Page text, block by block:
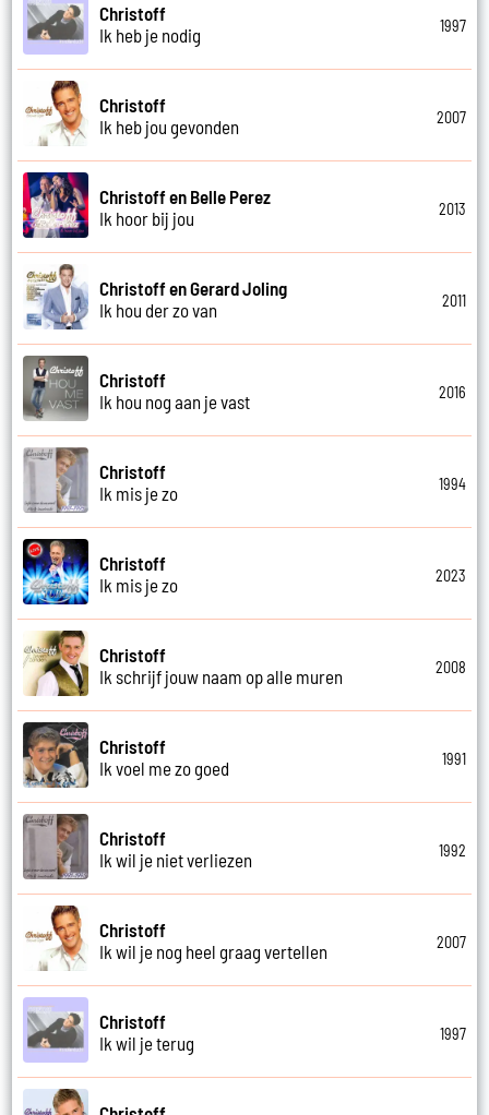
Christoff
Ik heb je nodig
1997
Christoff
Ik heb jou gevonden
2007
Christoff en Belle Perez
Ik hoor bij jou
2013
Christoff en Gerard Joling
Ik hou der zo van
2011
Christoff
Ik hou nog aan je vast
2016
Christoff
Ik mis je zo
1994
Christoff
Ik mis je zo
2023
Christoff
Ik schrijf jouw naam op alle muren
2008
Christoff
Ik voel me zo goed
1991
Christoff
Ik wil je niet verliezen
1992
Christoff
Ik wil je nog heel graag vertellen
2007
Christoff
Ik wil je terug
1997